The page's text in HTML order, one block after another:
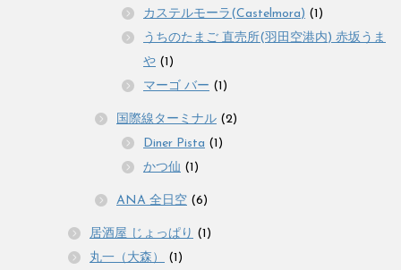
カステルモーラ(Castelmora) (1)
うちのたまご 直売所(羽田空港内) 赤坂うま
や (1)
マーゴ バー (1)
国際線ターミナル (2)
Diner Pista (1)
かつ仙 (1)
ANA 全日空 (6)
居酒屋 じょっぱり (1)
丸一（大森）
(1)